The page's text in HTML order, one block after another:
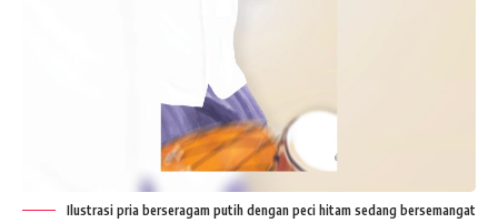
Ilustrasi pria berseragam putih dengan peci hitam sedang bersemangat